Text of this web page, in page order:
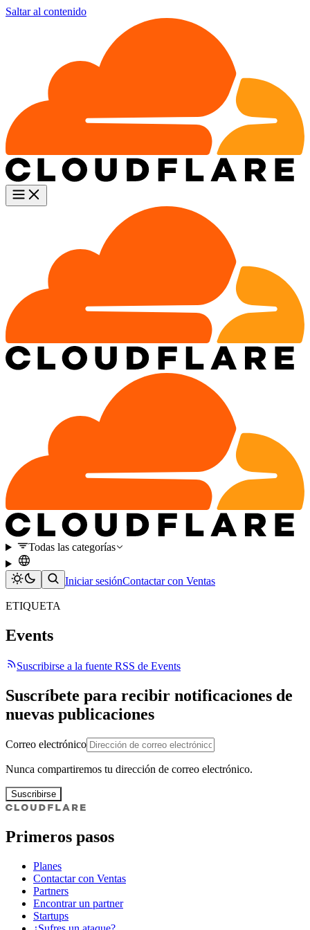
Saltar al contenido
Todas las categorías
Iniciar sesiónContactar con Ventas
ETIQUETA
Events
Suscribirse a la fuente RSS de Events
Suscríbete para recibir notificaciones de
nuevas publicaciones
Correo electrónico
Nunca compartiremos tu dirección de correo electrónico.
Suscribirse
Primeros pasos
Planes
Contactar con Ventas
Partners
Encontrar un partner
Startups